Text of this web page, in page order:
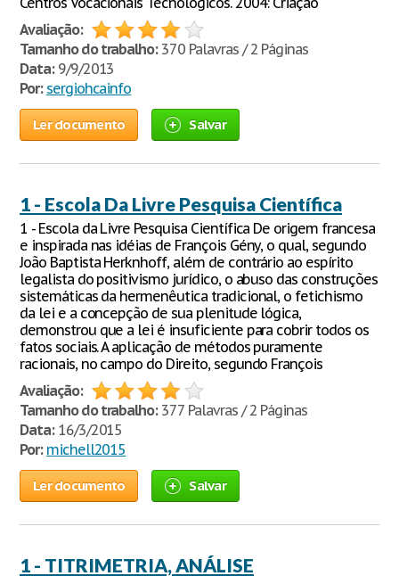
Avaliação:
Tamanho do trabalho:370 Palavras / 2 Páginas
Data:9/9/2013
Por: sergiohcainfo
Ler documento Salvar
1 - Escola Da Livre Pesquisa Científica
1 - Escola da Livre Pesquisa Científica De origem francesa
e inspirada nas idéias de François Gény, o qual, segundo
João Baptista Herknhoff, além de contrário ao espírito
legalista do positivismo jurídico, o abuso das construções
sistemáticas da hermenêutica tradicional, o fetichismo
da lei e a concepção de sua plenitude lógica,
demonstrou que a lei é insuficiente para cobrir todos os
fatos sociais. A aplicação de métodos puramente
racionais, no campo do Direito, segundo François
Avaliação:
Tamanho do trabalho:377 Palavras / 2 Páginas
Data:16/3/2015
Por: michell2015
Ler documento Salvar
1 - TITRIMETRIA, ANÁLISE